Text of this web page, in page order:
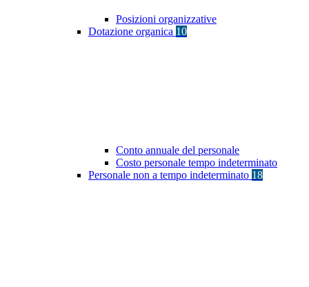
Posizioni organizzative
Dotazione organica 10
Conto annuale del personale
Costo personale tempo indeterminato
Personale non a tempo indeterminato 18